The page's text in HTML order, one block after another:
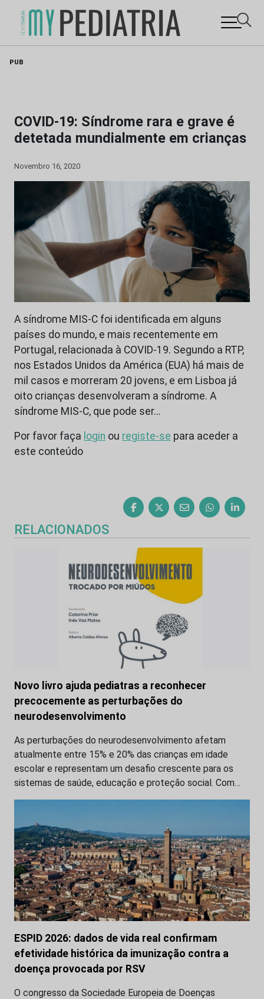
PUB
COVID-19: Síndrome rara e grave é
detetada mundialmente em crianças
Novembro 16, 2020
A síndrome MIS-C foi identificada em alguns
países do mundo, e mais recentemente em
Portugal, relacionada à COVID-19. Segundo a RTP,
nos Estados Unidos da América (EUA) há mais de
mil casos e morreram 20 jovens, e em Lisboa já
oito crianças desenvolveram a síndrome. A
síndrome MIS-C, que pode ser…
Por favor faça login ou registe-se para aceder a
este conteúdo
RELACIONADOS
Novo livro ajuda pediatras a reconhecer
precocemente as perturbações do
neurodesenvolvimento
As perturbações do neurodesenvolvimento afetam
atualmente entre 15% e 20% das crianças em idade
escolar e representam um desafio crescente para os
sistemas de saúde, educação e proteção social. Com…
ESPID 2026: dados de vida real confirmam
efetividade histórica da imunização contra a
doença provocada por RSV
O congresso da Sociedade Europeia de Doenças